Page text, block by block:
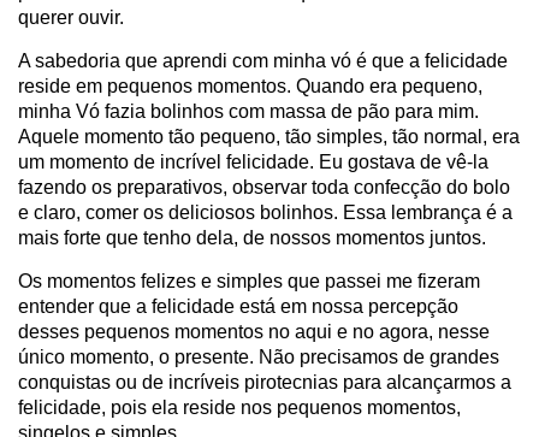
querer ouvir.
A sabedoria que aprendi com minha vó é que a felicidade
reside em pequenos momentos. Quando era pequeno,
minha Vó fazia bolinhos com massa de pão para mim.
Aquele momento tão pequeno, tão simples, tão normal, era
um momento de incrível felicidade. Eu gostava de vê-la
fazendo os preparativos, observar toda confecção do bolo
e claro, comer os deliciosos bolinhos. Essa lembrança é a
mais forte que tenho dela, de nossos momentos juntos.
Os momentos felizes e simples que passei me fizeram
entender que a felicidade está em nossa percepção
desses pequenos momentos no aqui e no agora, nesse
único momento, o presente. Não precisamos de grandes
conquistas ou de incríveis pirotecnias para alcançarmos a
felicidade, pois ela reside nos pequenos momentos,
singelos e simples.